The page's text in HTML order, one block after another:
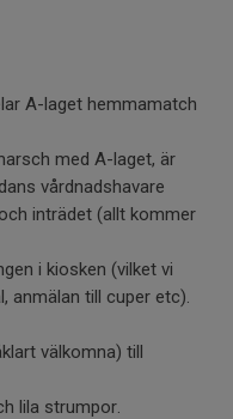
A-laget hemmamatch
med A-laget, är
vårdnadshavare
inträdet (allt kommer
i kiosken (vilket vi
anmälan till cuper etc).
välkomna) till
lila strumpor.